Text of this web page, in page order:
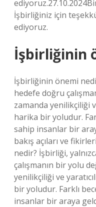
İşbirliğiniz için
ediyoruz.
İşbirliğinin
İşbirliğinin önemi
hedefe doğru
zamanda yenilikçiliği
harika bir yoludur.
sahip insanlar bir
bakış açıları ve
nedir? İşbirliği,
çalışmanın bir yolu
yenilikçiliği ve
bir yoludur. Farklı
insanlar bir araya